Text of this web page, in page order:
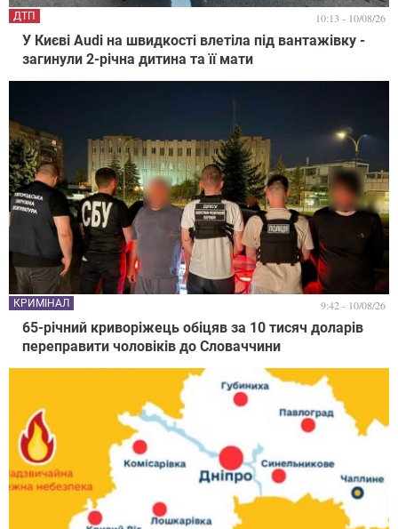
У Києві Audi на швидкості влетіла під вантажівку -
загинули 2-річна дитина та її мати
ДТП 10:13 - 10/08/26
65-річний криворіжець обіцяв за 10 тисяч доларів
переправити чоловіків до Словаччини
КРИМІНАЛ 9:42 - 10/08/26